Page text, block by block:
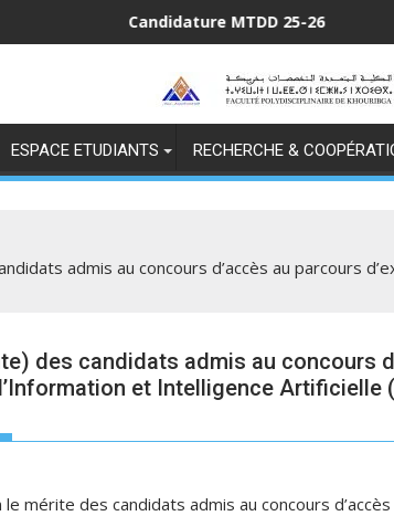
Candidature MTDD 25-26
ESPACE ETUDIANTS RECHERCHE &
admis au concours d’accès au parcours
des candidats admis au concours
et Intelligence Artificielle
mérite des candidats admis au concours